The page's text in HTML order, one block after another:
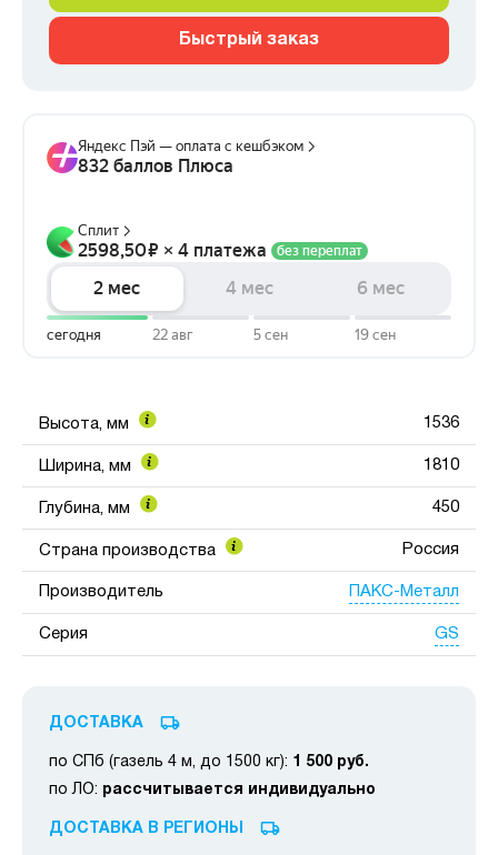
Быстрый заказ
Высота, мм 1536
Ширина, мм 1810
Глубина, мм 450
Страна производства Россия
Производитель ПАКС-Металл
Серия GS
ДОСТАВКА
по СПб (газель 4 м, до 1500 кг): 1 500 руб.
по ЛО: рассчитывается индивидуально
ДОСТАВКА В РЕГИОНЫ